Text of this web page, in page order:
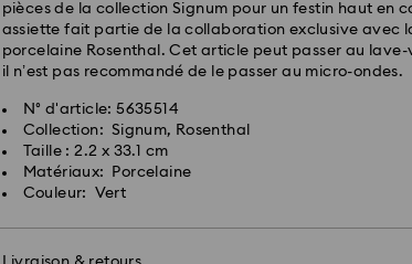
pièces de la collection Signum pour un festin haut en
assiette fait partie de la collaboration exclusive avec
porcelaine Rosenthal. Cet article peut passer au lave-
il n’est pas recommandé de le passer au micro-ondes.
N° d'article: 5635514
Collection: Signum, Rosenthal
Taille : 2.2 x 33.1 cm
Matériaux: Porcelaine
Couleur: Vert
Livraison express - FedEx
livraisons vers les boîtes postales ou les adresses APO/